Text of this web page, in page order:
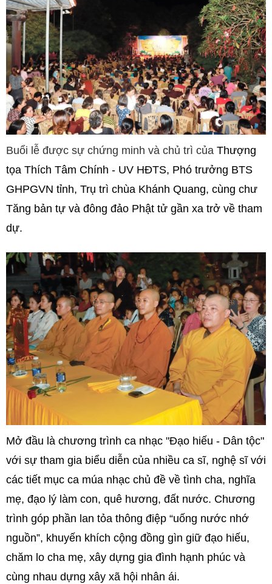
Buổi lễ được sự chứng minh và chủ trì của Thượng
tọa Thích Tâm Chính - UV HĐTS, Phó trưởng BTS
GHPGVN tỉnh, Trụ trì chùa Khánh Quang, cùng chư
Tăng bản tự và đông đảo Phật tử gần xa trở về tham
dự.
Mở đầu là chương trình ca nhạc "Đạo hiếu - Dân tộc"
với sự tham gia biểu diễn của nhiều ca sĩ, nghệ sĩ với
các tiết mục ca múa nhạc chủ đề về tình cha, nghĩa
mẹ, đạo lý làm con, quê hương, đất nước. Chương
trình góp phần lan tỏa thông điệp “uống nước nhớ
nguồn”, khuyến khích cộng đồng gìn giữ đạo hiếu,
chăm lo cha mẹ, xây dựng gia đình hạnh phúc và
cùng nhau dựng xây xã hội nhân ái.